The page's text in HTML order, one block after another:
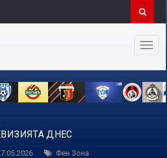
ДНЕС
Фен Зона